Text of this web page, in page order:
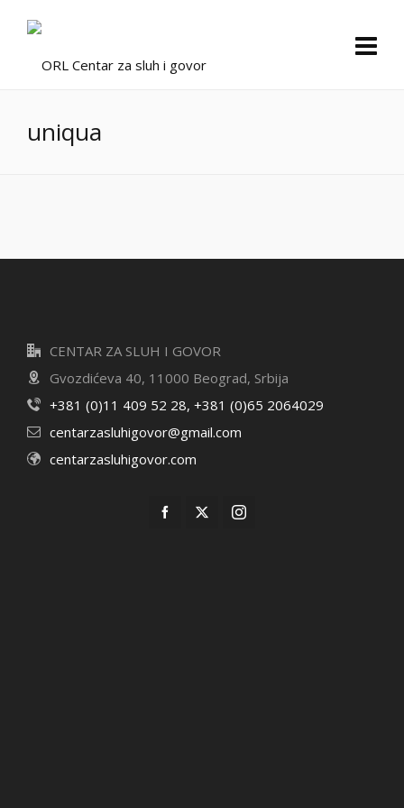
uniqua
CENTAR ZA SLUH I GOVOR
Gvozdićeva 40, 11000 Beograd, Srbija
+381 (0)11 409 52 28, +381 (0)65 2064029
centarzasluhigovor@gmail.com
centarzasluhigovor.com